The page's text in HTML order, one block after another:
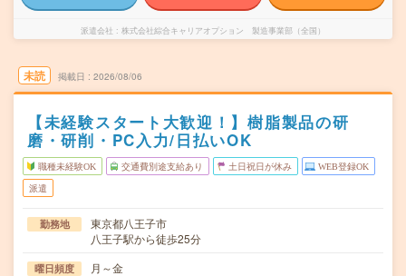
派遣会社 株式会社綜合キャリアオプション 製造事業部（全国）
未読 掲載日 2026/08/06
【未経験スタート大歓迎！】樹脂製品の研
磨・研削・PC入力/日払いOK
職種未経験OK 交通費別途支給あり 土日祝日が休み WEB登録OK
派遣
勤務地
東京都八王子市
八王子駅から徒歩25分
曜日頻度 月～金